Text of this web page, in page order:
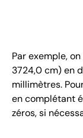
Par exemple,
3724,0 cm) en
millimètres.
en complétant
zéros, si